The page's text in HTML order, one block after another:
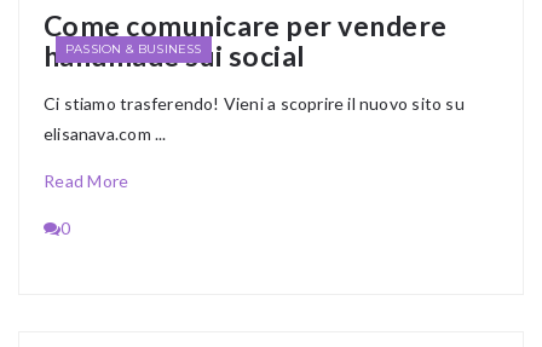
Come comunicare per vendere
handmade sui social
Ci stiamo trasferendo! Vieni a scoprire il nuovo sito su
elisanava.com ...
Read More
0
PASSION & BUSINESS